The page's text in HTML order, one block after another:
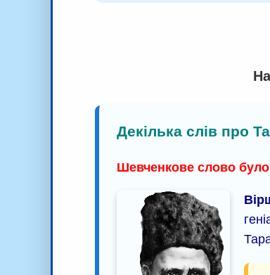
Декілька слів про
Шевченкове слово